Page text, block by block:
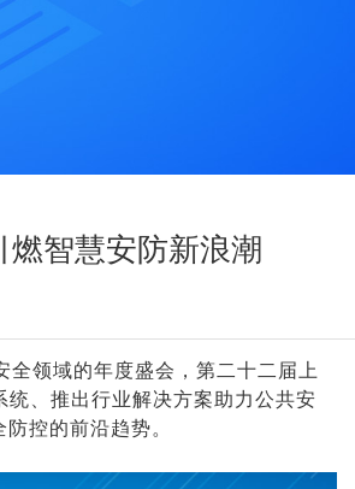
智慧安防新浪潮
领域的年度盛会，第二十二届上
、推出行业解决方案助力公共安
控的前沿趋势。